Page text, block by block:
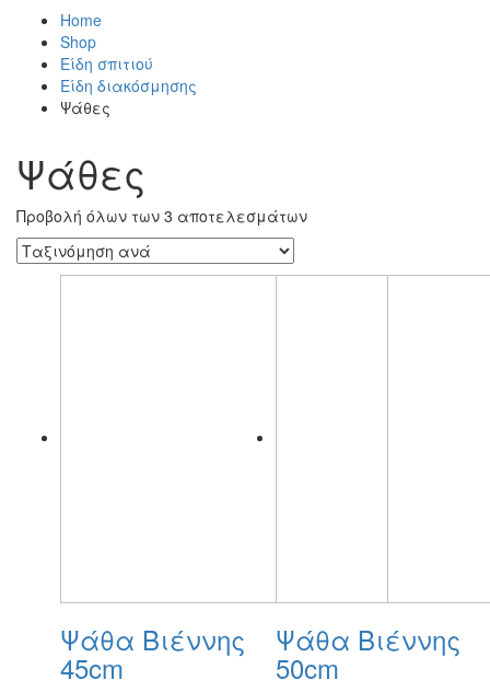
Home
Shop
Είδη σπιτιού
Είδη διακόσμησης
Ψάθες
Ψάθες
Προβολή όλων των 3 αποτελεσμάτων
Ψάθα Βιέννης
45cm
Ψάθα Βιέννης
50cm